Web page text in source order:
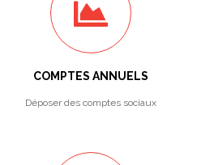
COMPTES ANNUELS
Déposer des comptes sociaux